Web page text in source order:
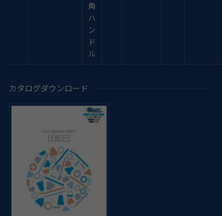
角
ハ
ン
ド
ル
カタログダウンロード